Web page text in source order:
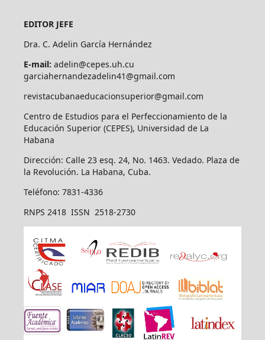
EDITOR JEFE
Dra. C. Adelin García Hernández
E-mail: adelin@cepes.uh.cu
garciahernandezadelin41@gmail.com
revistacubanaeducacionsuperior@gmail.com
Centro de Estudios para el Perfeccionamiento de la
Educación Superior (CEPES), Universidad de La
Habana
Dirección: Calle 23 esq. 24, No. 1463. Vedado. Plaza de
la Revolución. La Habana, Cuba.
Teléfono: 7831-4336
RNPS 2418 ISSN 2518-2730